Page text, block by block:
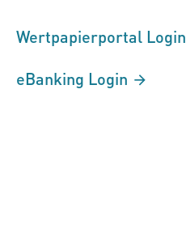
Wertpapierportal Login
eBanking Login